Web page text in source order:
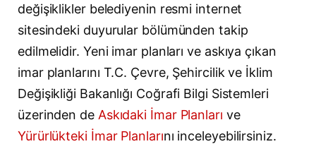
değişiklikler belediyenin resmi internet
sitesindeki duyurular bölümünden takip
edilmelidir. Yeni imar planları ve askıya çıkan
imar planlarını T.C. Çevre, Şehircilik ve İklim
Değişikliği Bakanlığı Coğrafi Bilgi Sistemleri
üzerinden de Askıdaki İmar Planları ve
Yürürlükteki İmar Planlarını inceleyebilirsiniz.